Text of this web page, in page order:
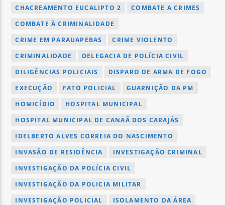
CHACREAMENTO EUCALIPTO 2
COMBATE A CRIMES
COMBATE À CRIMINALIDADE
CRIME EM PARAUAPEBAS
CRIME VIOLENTO
CRIMINALIDADE
DELEGACIA DE POLÍCIA CIVIL
DILIGÊNCIAS POLICIAIS
DISPARO DE ARMA DE FOGO
EXECUÇÃO
FATO POLICIAL
GUARNIÇÃO DA PM
HOMICÍDIO
HOSPITAL MUNICIPAL
HOSPITAL MUNICIPAL DE CANAÃ DOS CARAJÁS
IDELBERTO ALVES CORREIA DO NASCIMENTO
INVASÃO DE RESIDÊNCIA
INVESTIGAÇÃO CRIMINAL
INVESTIGAÇÃO DA POLÍCIA CIVIL
INVESTIGAÇÃO DA POLICIA MILITAR
INVESTIGAÇÃO POLICIAL
ISOLAMENTO DA ÁREA